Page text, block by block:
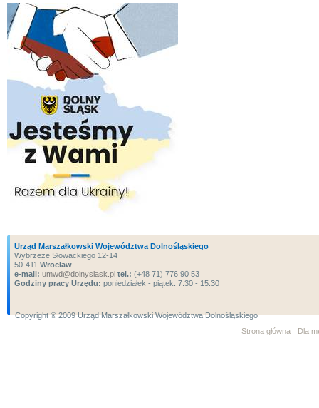
Urząd Marszałkowski Województwa Dolnośląskiego
Wybrzeże Słowackiego 12-14
50-411 Wrocław
e-mail: umwd@dolnyslask.pl tel.: (+48 71) 776 90 53
Godziny pracy Urzędu: poniedziałek - piątek: 7.30 - 15.30
Copyright ® 2009 Urząd Marszałkowski Województwa Dolnośląskiego
Strona główna
Dla